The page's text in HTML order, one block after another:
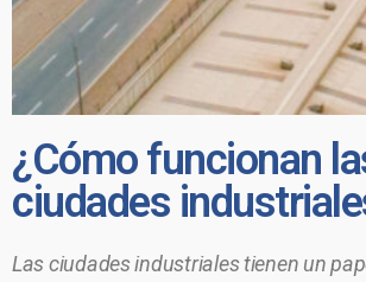
¿Cómo funcionan
ciudades
Las ciudades industriales tienen un